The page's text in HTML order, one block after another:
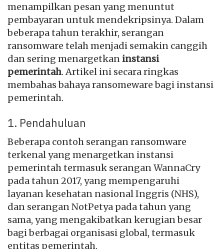
menampilkan pesan yang menuntut
pembayaran untuk mendekripsinya. Dalam
beberapa tahun terakhir, serangan
ransomware telah menjadi semakin canggih
dan sering menargetkan instansi
pemerintah. Artikel ini secara ringkas
membahas bahaya ransomeware bagi instansi
pemerintah.
1. Pendahuluan
Beberapa contoh serangan ransomware
terkenal yang menargetkan instansi
pemerintah termasuk serangan WannaCry
pada tahun 2017, yang mempengaruhi
layanan kesehatan nasional Inggris (NHS),
dan serangan NotPetya pada tahun yang
sama, yang mengakibatkan kerugian besar
bagi berbagai organisasi global, termasuk
entitas pemerintah.